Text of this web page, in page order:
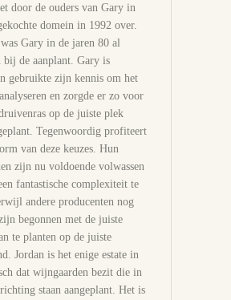
door de ouders van Gary in
domein in 1992 over.
Gary in de jaren 80 al
bij de aanplant. Gary is
gebruikte zijn kennis om het
en zorgde er zo voor
op de juiste plek
Tegenwoordig profiteert
van deze keuzes. Hun
zijn nu voldoende volwassen
fantastische complexiteit te
andere producenten nog
begonnen met de juiste
te planten op de juiste
Jordan is het enige estate in
dat wijngaarden bezit die in
staan aangeplant. Het is